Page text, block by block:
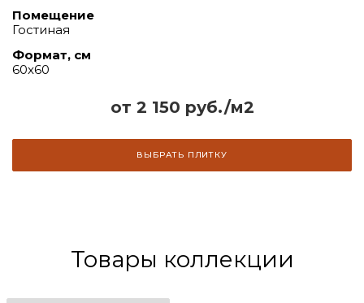
от 2 150 руб./м2
ВЫБРАТЬ ПЛИТКУ
Помещение
Гостиная
Формат, см
60x60
Товары коллекции